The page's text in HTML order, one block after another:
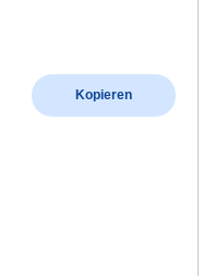
Kopieren